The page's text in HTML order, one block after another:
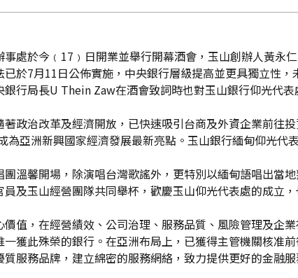
處於今﹙17﹚日開業並舉行開幕酒會，玉山創辦人黃
於7月11日公佈實施，中央銀行層級提高並更具獨立性
行局長U Thein Zaw在酒會致詞時也對玉山銀行仰光代
政治改革及經濟開放，已快速吸引台商及外資企業前往
為亞洲新興國家經濟發展最新亮點。玉山銀行緬甸仰光代
溫馨開場，除演唱台灣歌謠外，更特別以緬甸語唱出當
及玉山經營團隊共同舉杯，歡慶玉山仰光代表處的成立
值，在經營績效、公司治理、服務品質、風險管理及企
獲此殊榮的銀行。在亞洲布局上，已獲得主管機關核准
服務品牌，建立綿密的服務網絡，致力提供更好的金融